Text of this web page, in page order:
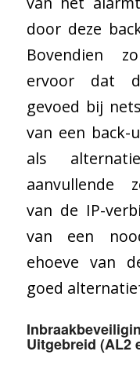
door deze
Bovendien
ervoor dat
gevoed bij
van een back-
als
aanvullende
van de IP-
van een
ehoeve van
goed
Uitgebreid (AL2